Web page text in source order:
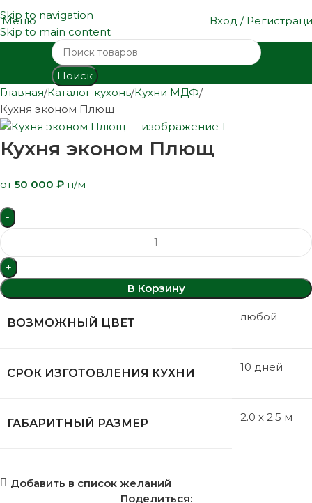
Skip to navigation
Skip to main content
Меню Вход /
Поиск
Главная Каталог кухонь Кухни МДФ
Кухня эконом Плющ
Кухня эконом Плющ
от 50 000 ₽ п/м
В Корзину
ВОЗМОЖНЫЙ ЦВЕТ любой
СРОК ИЗГОТОВЛЕНИЯ КУХНИ 10 дней
ГАБАРИТНЫЙ РАЗМЕР 2.0 x 2.5 м
Добавить в список желаний
Поделиться: